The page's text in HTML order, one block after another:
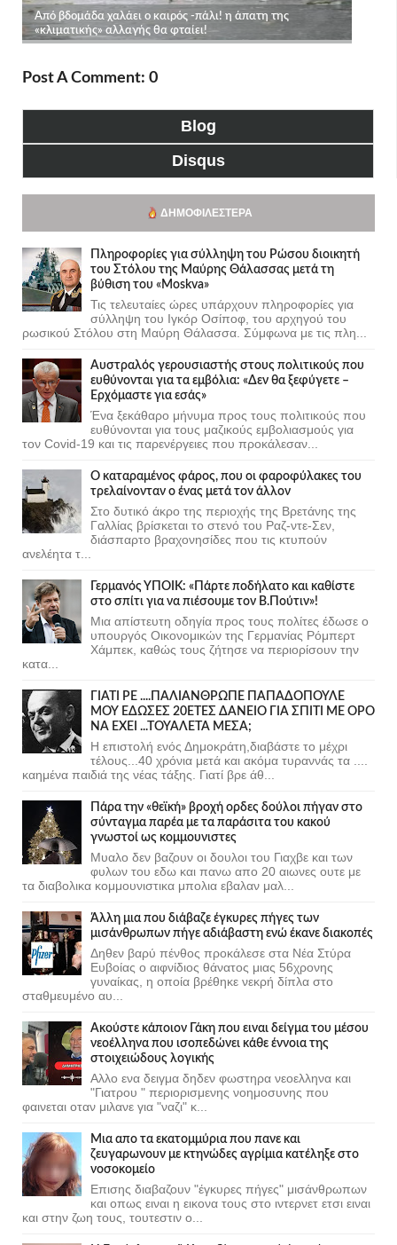
Post A Comment: 0
Blog
Disqus
ΔΗΜΟΦΙΛΈΣΤΕΡΑ
Πληροφορίες για σύλληψη του Ρώσου διοικητή
του Στόλου της Mαύρης Θάλασσας μετά τη
βύθιση του «Moskva»
Τις τελευταίες ώρες υπάρχουν πληροφορίες για
σύλληψη του Ιγκόρ Οσίποφ, του αρχηγού του
ρωσικού Στόλου στη Μαύρη Θάλασσα. Σύμφωνα με τις πλη...
Αυστραλός γερουσιαστής στους πολιτικούς που
ευθύνονται για τα εμβόλια: «Δεν θα ξεφύγετε –
Ερχόμαστε για εσάς»
Ένα ξεκάθαρο μήνυμα προς τους πολιτικούς που
ευθύνονται για τους μαζικούς εμβολιασμούς για
τον Covid-19 και τις παρενέργειες που προκάλεσαν...
Ο καταραμένος φάρος, που οι φαροφύλακες του
τρελαίνονταν ο ένας μετά τον άλλον
Στο δυτικό άκρο της περιοχής της Βρετάνης της
Γαλλίας βρίσκεται το στενό του Ραζ-ντε-Σεν,
διάσπαρτο βραχονησίδες που τις κτυπούν
ανελέητα τ...
Γερμανός ΥΠΟΙΚ: «Πάρτε ποδήλατο και καθίστε
στο σπίτι για να πιέσουμε τον Β.Πούτιν»!
Μια απίστευτη οδηγία προς τους πολίτες έδωσε ο
υπουργός Οικονομικών της Γερμανίας Ρόμπερτ
Χάμπεκ, καθώς τους ζήτησε να περιορίσουν την
κατα...
ΓΙΑΤΙ ΡΕ ....ΠΑΛΙΑΝΘΡΩΠΕ ΠΑΠΑΔΟΠΟΥΛΕ
ΜΟΥ ΕΔΩΣΕΣ 20ΕΤΕΣ ΔΑΝΕΙΟ ΓΙΑ ΣΠΙΤΙ ΜΕ ΟΡΟ
ΝΑ ΕΧΕΙ ...ΤΟΥΑΛΕΤΑ ΜΕΣΑ;
Η επιστολή ενός Δημοκράτη,διαβάστε το μέχρι
τέλους...40 χρόνια μετά και ακόμα τυραννάς τα ....
καημένα παιδιά της νέας τάξης. Γιατί βρε άθ...
Πάρα την «θεϊκή» βροχή ορδες δούλοι πήγαν στο
σύνταγμα παρέα με τα παράσιτα του κακού
γνωστοί ως κομμουνιστες
Μυαλο δεν βαζουν οι δουλοι του Γιαχβε και των
φυλων του εδω και πανω απο 20 αιωνες ουτε με
τα διαβολικα κομμουνιστικα μπολια εβαλαν μαλ...
Άλλη μια που διάβαζε έγκυρες πήγες των
μισάνθρωπων πήγε αδιάβαστη ενώ έκανε διακοπές
Δηθεν βαρύ πένθος προκάλεσε στα Νέα Στύρα
Ευβοίας ο αιφνίδιος θάνατος μιας 56χρονης
γυναίκας, η οποία βρέθηκε νεκρή δίπλα στο
σταθμευμένο αυ...
Ακούστε κάποιον Γάκη που ειναι δείγμα του μέσου
νεοέλληνα που ισοπεδώνει κάθε έννοια της
στοιχειώδους λογικής
Αλλο ενα δειγμα δηδεν φωστηρα νεοελληνα και
"Γιατρου " περιορισμενης νοημοσυνης που
φαινεται οταν μιλανε για "ναζι" κ...
Μια απο τα εκατομμύρια που πανε και
ζευγαρωνουν με κτηνώδες αγρίμια κατέληξε στο
νοσοκομείο
Επισης διαβαζουν "έγκυρες πήγες" μισάνθρωπων
και οπως ειναι η εικονα τους στο ιντερνετ ετσι ειναι
και στην ζωη τους, τουτεστιν ο...